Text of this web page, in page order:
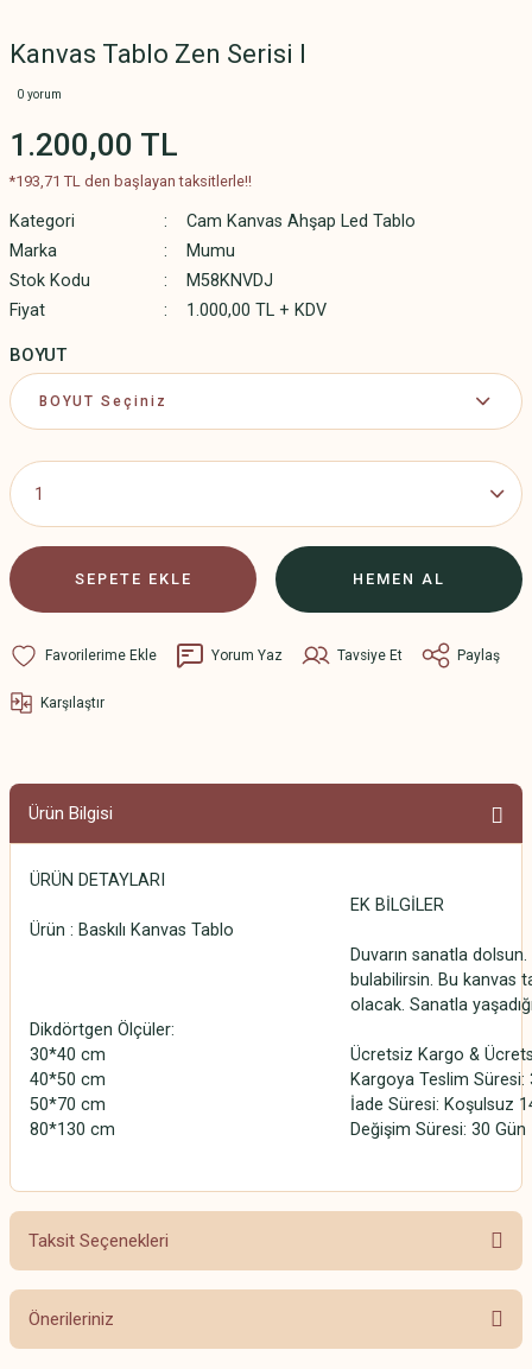
Kanvas Tablo Zen Serisi I
0 yorum
1.200,00 TL
*193,71 TL den başlayan taksitlerle!!
Kategori
Cam Kanvas Ahşap Led Tablo
Marka
Mumu
Stok Kodu
M58KNVDJ
Fiyat
1.000,00 TL + KDV
BOYUT
SEPETE EKLE HEMEN AL
Yorum Yaz Tavsiye Et Paylaş
Karşılaştır
Ürün Bilgisi
ÜRÜN DETAYLARI
Ürün : Baskılı Kanvas Tablo
Dikdörtgen Ölçüler:
30*40 cm
40*50 cm
50*70 cm
80*130 cm
EK BİLGİLER
Duvarın sanatla
bulabilirsin. Bu kanvas
olacak. Sanatla
Ücretsiz Kargo &
Kargoya Teslim
İade Süresi: Koşulsuz
Değişim Süresi: 30 Gün
Taksit Seçenekleri
Önerileriniz